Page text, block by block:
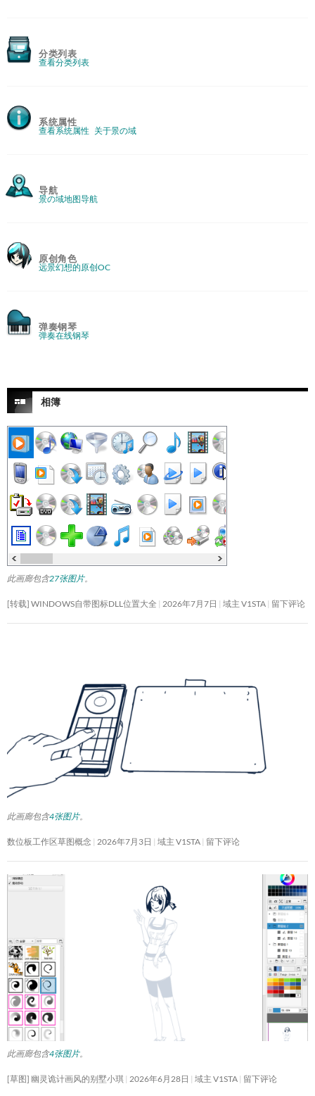
分类列表
查看分类列表
系统属性
查看系统属性 关于景の域
导航
景の域地图导航
原创角色
远景幻想的原创OC
弹奏钢琴
弹奏在线钢琴
相簿
此画廊包含27张图片。
[转载] WINDOWS自带图标DLL位置大全 2026年7月7日 域主 V1STA 留下评论
此画廊包含4张图片。
数位板工作区草图概念 2026年7月3日 域主 V1STA 留下评论
此画廊包含4张图片。
[草图] 幽灵诡计画风的别墅小琪 2026年6月28日 域主 V1STA 留下评论